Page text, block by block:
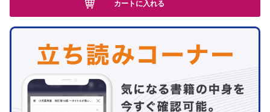
カートに入れる